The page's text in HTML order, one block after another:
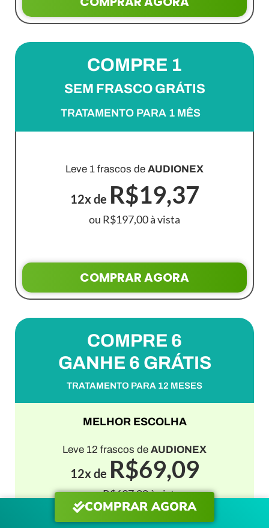
COMPRAR AGORA
COMPRE 1
SEM FRASCO GRÁTIS
TRATAMENTO PARA 1 MÊS
Leve 1 frascos de AUDIONEX
12x de R$19,37
ou R$197,00 à vista
COMPRAR AGORA
COMPRE 6
GANHE 6 GRÁTIS
TRATAMENTO PARA 12 MESES
MELHOR ESCOLHA
Leve 12 frascos de AUDIONEX
12x de R$69,09
ou R$697,00 à vista